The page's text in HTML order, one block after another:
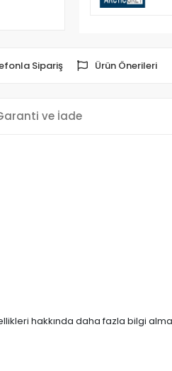
Sipariş Ürün Önerileri
ve İade
hakkında daha fazla bilgi